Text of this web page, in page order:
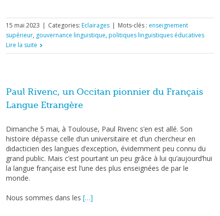
15 mai 2023 | Categories: Eclairages | Mots-clés : enseignement
supérieur, gouvernance linguistique, politiques linguistiques éducatives
Lire la suite
Paul Rivenc, un Occitan pionnier du Français
Langue Etrangère
Dimanche 5 mai, à Toulouse, Paul Rivenc s’en est allé. Son
histoire dépasse celle d’un universitaire et d’un chercheur en
didacticien des langues d’exception, évidemment peu connu du
grand public. Mais c’est pourtant un peu grâce à lui qu’aujourd’hui
la langue française est l’une des plus enseignées de par le
monde.
Nous sommes dans les […]